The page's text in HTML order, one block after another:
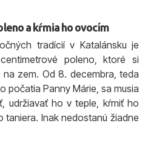
a kŕmia ho ovocím
tradícií v Katalánsku je
poleno, ktoré si
zem. Od 8. decembra, teda
počatia Panny Márie, sa musia
udržiavať ho v teple, kŕmiť ho
Inak nedostanú žiadne